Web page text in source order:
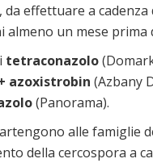
effettuare a
un mese
tetraconazolo
azoxistrobin (Azbany
(Panorama).
alle famiglie
della cercospora a